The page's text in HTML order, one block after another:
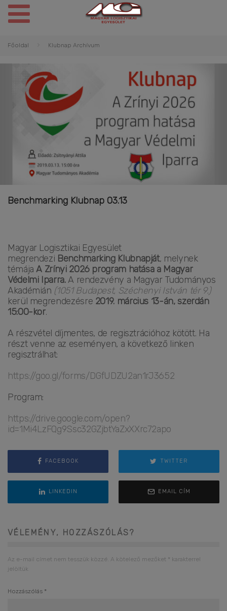
Főoldal Klubnap Archívum
Benchmarking Klubnap 03.13
Magyar Logisztikai Egyesület
megrendezi Benchmarking Klubnapját, melynek
témájaA Zrínyi 2026 program hatása a Magyar
Védelmi Iparra.A rendezvény a Magyar Tudományos
Akadémián (1051 Budapest, Széchenyi István tér 9.)
kerül megrendezésre 2019. március 13-án, szerdán
15:00-kor.
A részvétel díjmentes, de regisztrációhoz kötött. Ha
részt venne az eseményen, a következő linken
regisztrálhat:
https://goo.gl/forms/DGfUDZU2an1rJ3652
Program:
https://drive.google.com/open?
id=1Mi4LzFQg9Ssc32GZjbtYaZxXXrc72apo
FACEBOOK TWITTER
LINKEDIN EMAIL CÍM
VÉLEMÉNY, HOZZÁSZÓLÁS?
Az e-mail címet nem tesszük közzé. A kötelező mezőket * karakterrel
jelöltük
Hozzászólás *